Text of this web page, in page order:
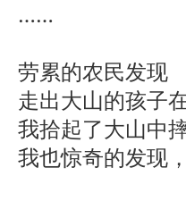
……
劳累的农民发现
走出大山的孩子
我拾起了大山中
我也惊奇的发现